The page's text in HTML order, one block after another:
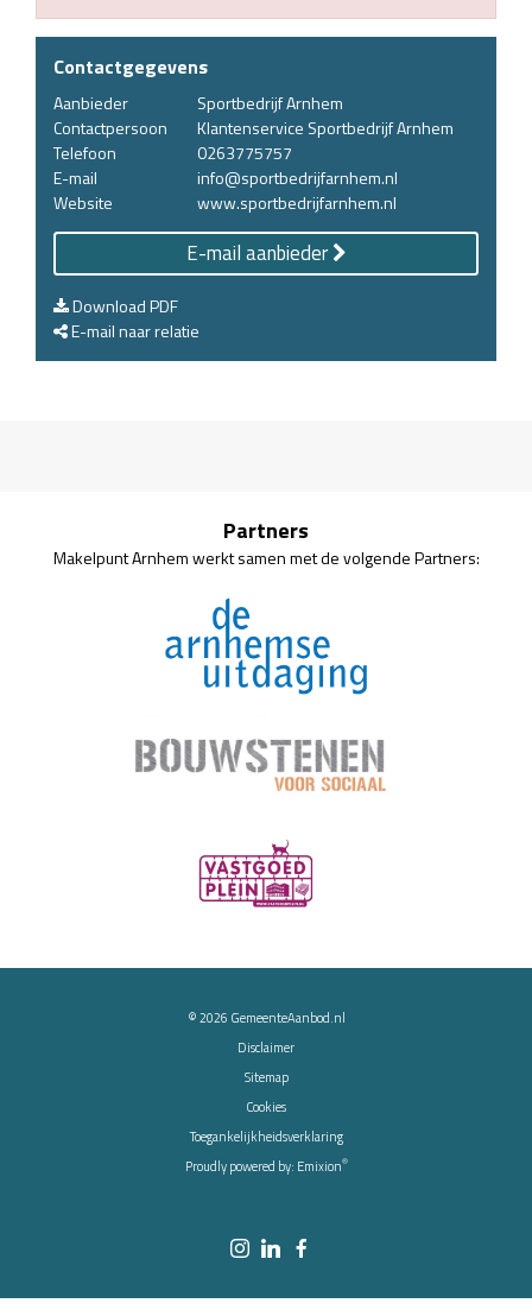
Contactgegevens
Aanbieder
Sportbedrijf Arnhem
Contactpersoon
Klantenservice Sportbedrijf Arnhem
Telefoon
0263775757
E-mail
info@sportbedrijfarnhem.nl
Website
www.sportbedrijfarnhem.nl
E-mail aanbieder
Download PDF
E-mail naar relatie
Partners
Makelpunt Arnhem werkt samen met de volgende Partners:
© 2026 GemeenteAanbod.nl
Disclaimer
Sitemap
Cookies
Toegankelijkheidsverklaring
Proudly powered by: Emixion®